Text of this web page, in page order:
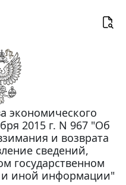
экономического
2015 г. N 967 "Об
и возврата
сведений,
государственном
и иной информации"